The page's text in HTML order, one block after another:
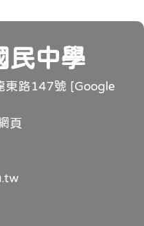
民中學
東路147號 [Google
頁